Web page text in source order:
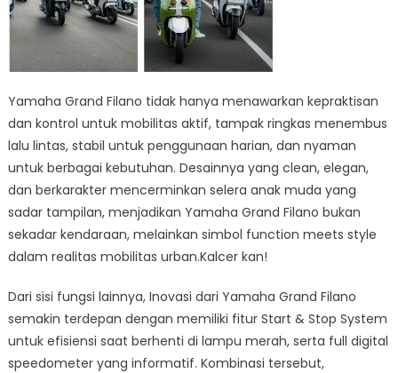
Yamaha Grand Filano tidak hanya menawarkan kepraktisan
dan kontrol untuk mobilitas aktif, tampak ringkas menembus
lalu lintas, stabil untuk penggunaan harian, dan nyaman
untuk berbagai kebutuhan. Desainnya yang clean, elegan,
dan berkarakter mencerminkan selera anak muda yang
sadar tampilan, menjadikan Yamaha Grand Filano bukan
sekadar kendaraan, melainkan simbol function meets style
dalam realitas mobilitas urban.Kalcer kan!
Dari sisi fungsi lainnya, Inovasi dari Yamaha Grand Filano
semakin terdepan dengan memiliki fitur Start & Stop System
untuk efisiensi saat berhenti di lampu merah, serta full digital
speedometer yang informatif. Kombinasi tersebut,